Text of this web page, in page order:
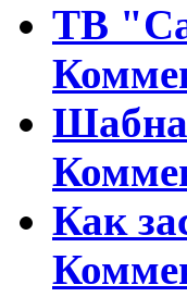
ТВ
Как